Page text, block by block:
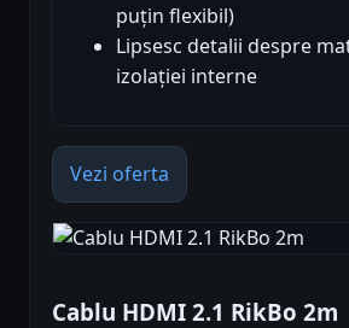
puțin flexibil)
Lipsesc detalii despre
izolației interne
Vezi oferta
Cablu HDMI 2.1 RikBo 2m